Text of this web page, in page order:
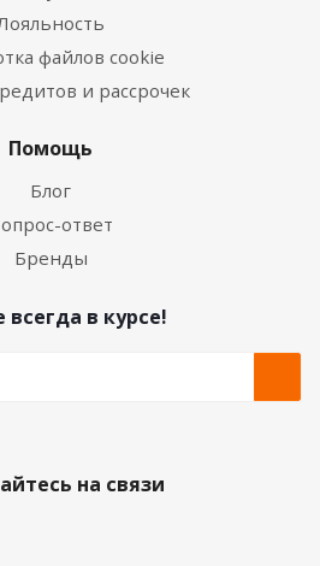
файлов cookie
и рассрочек
Помощь
Блог
ответ
Бренды
всегда в курсе!
на связи